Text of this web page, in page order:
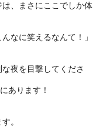
、まさにここでしか体
なに笑えるなんて！」
夜を目撃してくださ
あります！
。